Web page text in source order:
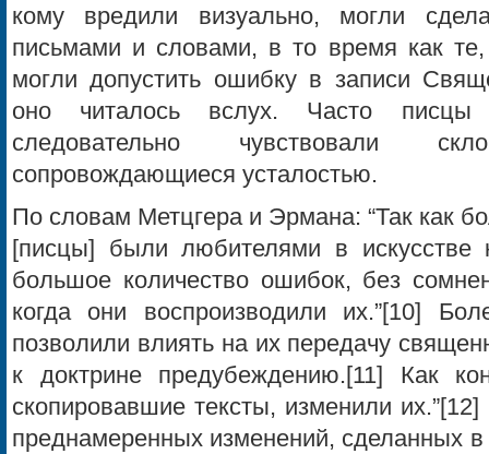
кому вредили визуально, могли
письмами и словами, в то время как
могли допустить ошибку в записи
оно читалось вслух. Часто
следовательно чувствовали
сопровождающиеся усталостью.
По словам Метцгера и Эрмана: “Так как
[писцы] были любителями в искусстве
большое количество ошибок, без
когда они воспроизводили их.”[10]
позволили влиять на их передачу
к доктрине предубеждению.[11] Как
скопировавшие тексты, изменили
преднамеренных изменений, сделанных в